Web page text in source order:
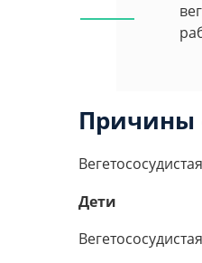
Причины
Дети